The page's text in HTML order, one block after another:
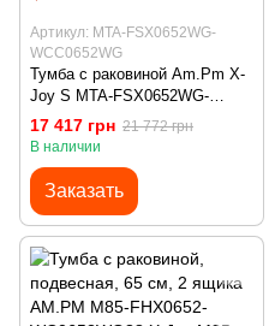
Артикул: MTA-FSX0652WG-
WCC0652WG
Тумба с раковиной Am.Pm X-
Joy S MTA-FSX0652WG-
WCC0652WG (65 см, белая
глянцевая, напольная)
17 417 грн 21 772 грн
В наличии
Заказать